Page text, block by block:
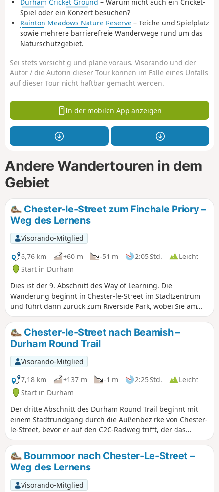
Durham Cricket Ground – Warum nicht auch ein Cricket-
Spiel oder ein Konzert besuchen?
Rainton Meadows Nature Reserve – Teiche und Spielplatz
sowie mehrere barrierefreie Wanderwege rund um das
Naturschutzgebiet.
Sei stets vorsichtig und plane voraus. Visorando und der
Autor / die Autorin dieser Tour können im Falle eines Unfalls
auf dieser Tour nicht haftbar gemacht werden.
In der mobilen App anzeigen
Andere Wandertouren in dem
Gebiet
Chester-le-Street zum Finchale Priory –
Weg des Lernens
Visorando-Mitglied
6,76 km
+60 m -51 m 2:05 Std.
Leicht
Start in Durham
Dies ist der 9. Abschnitt des Way of Learning. Die
Wanderung beginnt in Chester-le-Street im Stadtzentrum
und führt dann zurück zum Riverside Park, wobei Sie am
Ufer des Wear entlangwandern. Sie kommen erneut am
Lumley Castle vorbei und wandern dann auf der
gegenüberliegenden Flussseite weiter, bevor Sie durch
Ackerland zum Dorf Great Lumley hinaufsteigen. Nach dem
Verlassen des Dorfes führt die Route weiter über
Landstraßen, bevor sie durch Waldgebiet zum Finchael
Priory hinabführt.
Chester-le-Street nach Beamish –
Durham Round Trail
Visorando-Mitglied
7,18 km
+137 m -1 m 2:25 Std.
Leicht
Start in Durham
Der dritte Abschnitt des Durham Round Trail beginnt mit
einem Stadtrundgang durch die Außenbezirke von Chester-
le-Street, bevor er auf den C2C-Radweg trifft, der das
Wandern leicht macht. Allerdings ist die gesamte Strecke
von Chester-le-Street bis Beamish bergauf. Achten Sie
unterwegs auf Skulpturen, die sich auf die industrielle
Vergangenheit sowie auf Legenden beziehen.
Bournmoor nach Chester-Le-Street –
Weg des Lernens
Visorando-Mitglied